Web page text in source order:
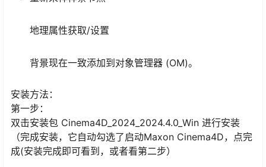
地理属性获取/设置
背景现在一致添加到对象管理器 (OM)。
安装方法：
第一步：
双击安装包 Cinema4D_2024_2024.4.0_Win 进行安装
（完成安装，它自动勾选了启动Maxon Cinema4D，点完
成(安装完成即可看到，或者看第二步）